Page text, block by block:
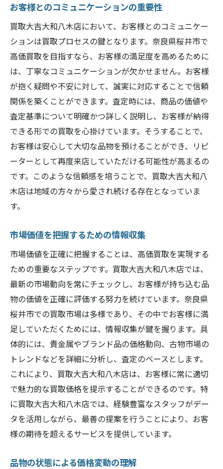
お客様とのコミュニケーションの重要性
買取大吉大和八木店において、お客様とのコミュニケー
ションは買取プロセスの鍵となります。奈良県桜井市で
高価買取を目指すなら、お客様の満足度を高めるために
は、丁寧なコミュニケーションが欠かせません。お客様
が抱く疑問や不安に対して、誠実に対応することで信頼
関係を築くことができます。査定時には、商品の価値や
査定基準について明確かつ詳しく説明し、お客様が納得
できる形での買取を心掛けています。そうすることで、
お客様は安心して大切な品物を預けることができ、リピ
ーターとして再度来店していただける可能性が高まるの
です。このような信頼感を培うことで、買取大吉大和八
木店は地域の方々から愛され続ける存在となっていま
す。
市場価値を把握するための情報収集
市場価値を正確に把握することは、高価買取を実現する
ための重要なステップです。買取大吉大和八木店では、
最新の市場動向を常にチェックし、お客様が持ち込む品
物の価値を正確に評価する努力を続けています。奈良県
桜井市での買取市場は多様であり、その中でお客様に満
足していただくためには、情報収集が鍵を握ります。具
体的には、貴金属やブランド品の価格動向、古物市場の
トレンドなどを詳細に分析し、査定のベースとします。
これにより、買取大吉大和八木店は、お客様に常に適切
で魅力的な買取価格を提示することができるのです。特
に買取大吉大和八木店では、経験豊富なスタッフがデー
タを活用しながら、最善の提案を行うことにより、お客
様の期待を超えるサービスを提供しています。
品物の状態による価格変動の理解